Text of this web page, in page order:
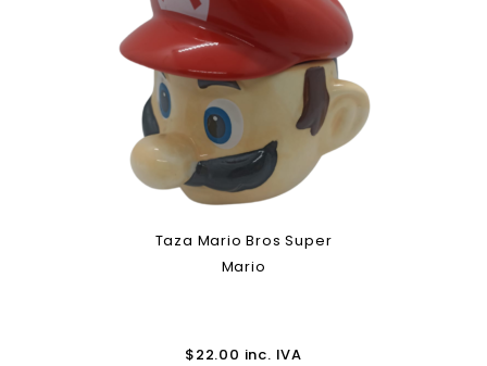
Taza Mario Bros Super
Mario
$22.00 inc. IVA